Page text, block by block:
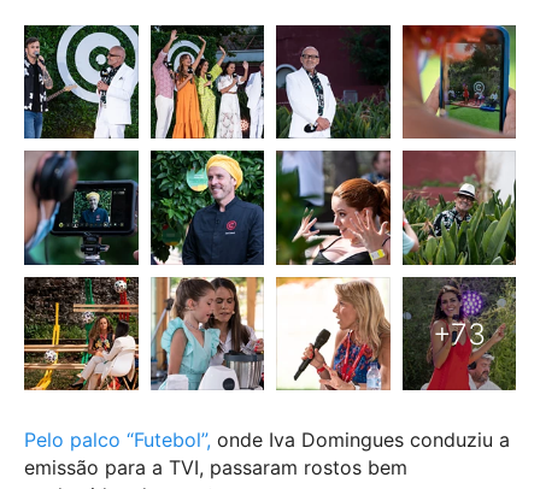
Pelo palco “Futebol”, onde Iva Domingues conduziu a
emissão para a TVI, passaram rostos bem